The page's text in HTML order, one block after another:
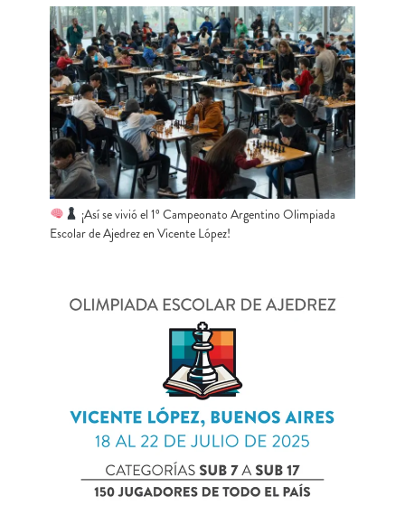
¡Así se vivió el 1º Campeonato Argentino Olimpiada
Escolar de Ajedrez en Vicente López!